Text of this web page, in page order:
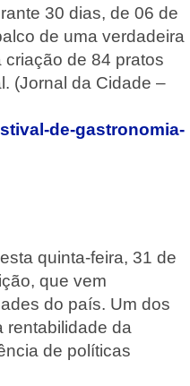
30 dias, de 06 de
de uma verdadeira
de 84 pratos
(Jornal da Cidade –
de-gastronomia-
quinta-feira, 31 de
que vem
do país. Um dos
rentabilidade da
de políticas